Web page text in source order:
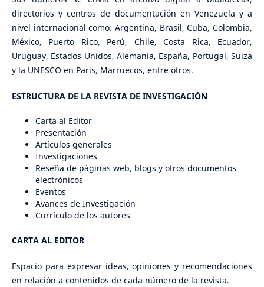
directorios y centros de documentación en Venezuela y a
nivel internacional como: Argentina, Brasil, Cuba, Colombia,
México, Puerto Rico, Perú, Chile, Costa Rica, Ecuador,
Uruguay, Estados Unidos, Alemania, España, Portugal, Suiza
y la UNESCO en Paris, Marruecos, entre otros.
ESTRUCTURA DE LA REVISTA DE INVESTIGACIÓN
Carta al Editor
Presentación
Artículos generales
Investigaciones
Reseña de páginas web, blogs y otros documentos
electrónicos
Eventos
Avances de Investigación
Currículo de los autores
CARTA AL EDITOR
Espacio para expresar ideas, opiniones y recomendaciones
en relación a contenidos de cada número de la revista.